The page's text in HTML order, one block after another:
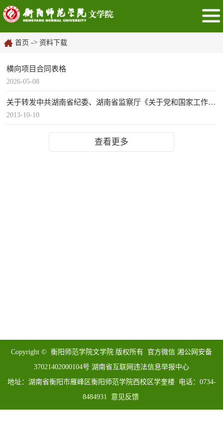
首页 -> 资料下载
横向项目合同表格
2026-05-08
关于转发中共湖南省纪委、湖南省监察厅《关于党和国家工作人员操办婚丧喜庆事宜的暂行规定》的通知
2013-10-10
查看更多
Copyright © 衡阳师范学院文学院 版权所有 官方微信 湘公网安备
37021402000104号 湖南省互联网违法信息举报中心
地址：湖南省衡阳市雁峰区衡阳师范学院西校区学奎楼 电话：0734-
8484931 意见反馈